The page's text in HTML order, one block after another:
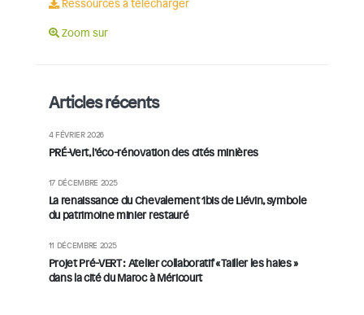
Ressources à télécharger
Zoom sur
Articles récents
PRÉ-Vert, l’éco-rénovation des cités minières
4 FÉVRIER 2026
La renaissance du Chevalement 1bis de Liévin, symbole
du patrimoine minier restauré
17 DÉCEMBRE 2025
Projet Pré-VERT : Atelier collaboratif « Tailler les haies »
dans la cité du Maroc à Méricourt
11 DÉCEMBRE 2025